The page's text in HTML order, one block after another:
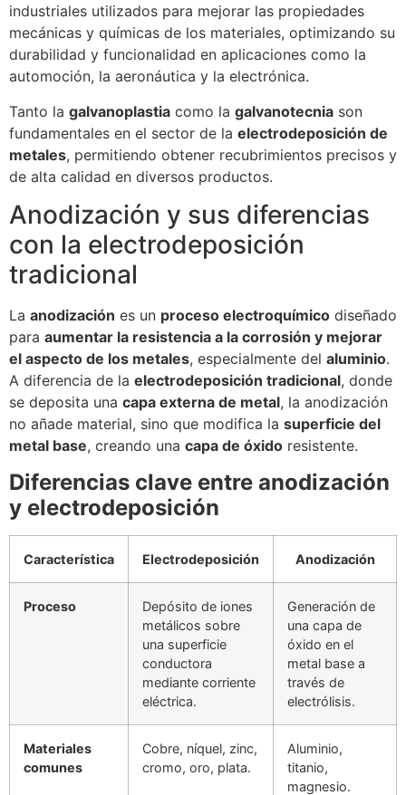
industriales utilizados para mejorar las propiedades
mecánicas y químicas de los materiales, optimizando su
durabilidad y funcionalidad en aplicaciones como la
automoción, la aeronáutica y la electrónica.
Tanto la galvanoplastia como la galvanotecnia son
fundamentales en el sector de la electrodeposición de
metales, permitiendo obtener recubrimientos precisos y
de alta calidad en diversos productos.
Anodización y sus diferencias
con la electrodeposición
tradicional
La anodización es un proceso electroquímico diseñado
para aumentar la resistencia a la corrosión y mejorar
el aspecto de los metales, especialmente del aluminio.
A diferencia de la electrodeposición tradicional, donde
se deposita una capa externa de metal, la anodización
no añade material, sino que modifica la superficie del
metal base, creando una capa de óxido resistente.
Diferencias clave entre anodización
y electrodeposición
Característica Electrodeposición Anodización
Proceso
Depósito de iones
metálicos sobre
una superficie
conductora
mediante corriente
eléctrica.
Generación de
una capa de
óxido en el
metal base a
través de
electrólisis.
Materiales
comunes
Cobre, níquel, zinc,
cromo, oro, plata.
Aluminio,
titanio,
magnesio.